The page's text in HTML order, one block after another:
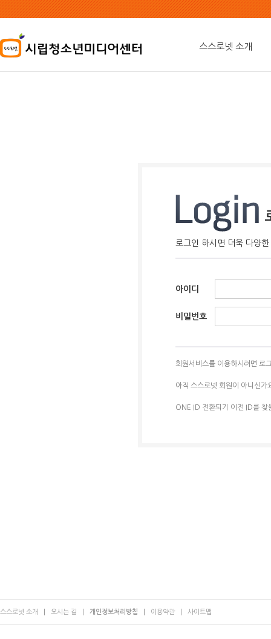
본
문
용
바
가
스스로넷 소개
로그인 하시면 더욱 다양
아이디
비밀번호
회원서비스를 이용하시려면 로
아직 스스로넷 회원이 아니신가
ONE ID 전환되기 이전 ID를 찾
스스로넷 소개 오시는 길 개인정보처리방침 이용약관 사이트맵